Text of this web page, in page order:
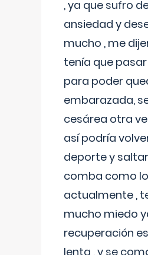
, ya que sufro
ansiedad y
mucho , me
tenía que
para poder
embarazada,
cesárea otra
así podría
deporte y
comba como
actualmente ,
mucho miedo
recuperación
lenta , y se